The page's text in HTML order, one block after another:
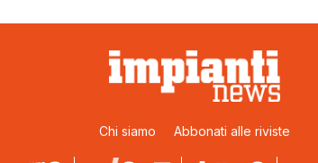
Chi siamo Abbonati alle riviste